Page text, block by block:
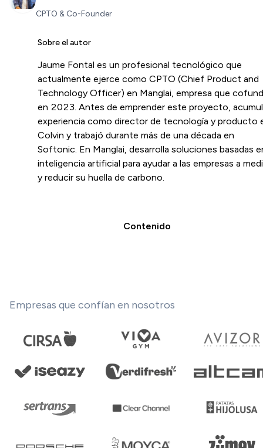
CPTO & Co-Founder
Sobre el autor
Jaume Fontal es un profesional tecnológico que
actualmente ejerce como CPTO (Chief Product and
Technology Officer) en Manglai, empresa que
en 2023. Antes de emprender este proyecto,
experiencia como director de tecnología y producto
Colvin y trabajó durante más de una década en
Softonic. En Manglai, desarrolla soluciones basadas
inteligencia artificial para ayudar a las empresas a
y reducir su huella de carbono.
Contenido
Empresas que confían en nosotros